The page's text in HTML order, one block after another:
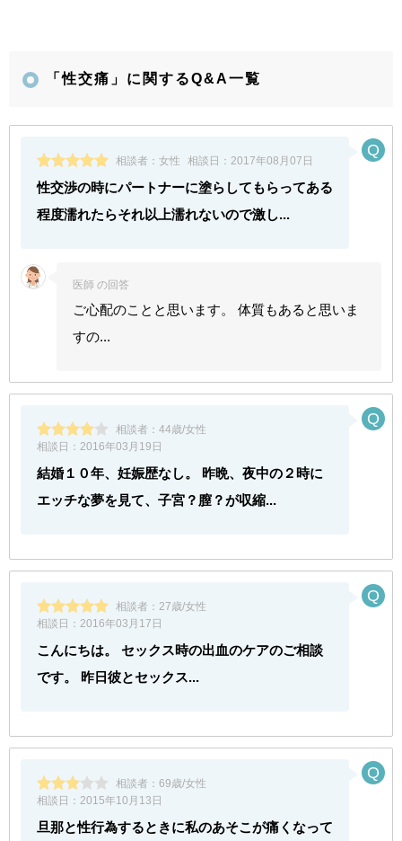
「性交痛」に関するQ&A一覧
相談者： 女性 相談日： 2017年08月07日
性交渉の時にパートナーに塗らしてもらってある
程度濡れたらそれ以上濡れないので激し...
医師 の回答
ご心配のことと思います。 体質もあると思いま
すの...
相談者： 44歳/女性
相談日： 2016年03月19日
結婚１０年、妊娠歴なし。 昨晩、夜中の２時に
エッチな夢を見て、子宮？膣？が収縮...
相談者： 27歳/女性
相談日： 2016年03月17日
こんにちは。 セックス時の出血のケアのご相談
です。 昨日彼とセックス...
相談者： 69歳/女性
相談日： 2015年10月13日
旦那と性行為するときに私のあそこが痛くなって